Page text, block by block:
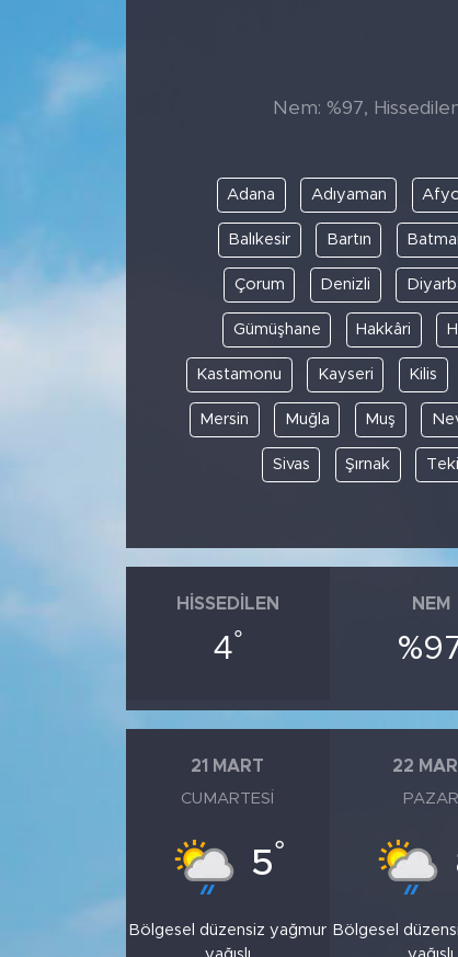
Nem: %97,
Adana Adıyaman
Balıkesir Bartın
Çorum Denizli
Gümüşhane Hakkâri
Kastamonu Kayseri Kilis
Mersin Muğla Muş
Sivas Şırnak
HISSEDILEN
4°
NEM
21 MART
CUMARTESI
5°
Bölgesel düzensiz yağmur
22
PAZAR
Bölgesel